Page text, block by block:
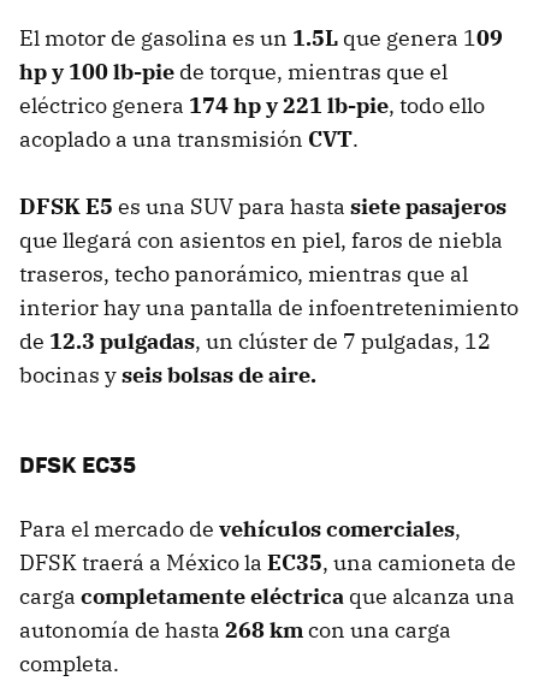
El motor de gasolina es un 1.5L que genera 109
hp y 100 lb-pie de torque, mientras que el
eléctrico genera 174 hp y 221 lb-pie, todo ello
acoplado a una transmisión CVT.
DFSK E5 es una SUV para hasta siete pasajeros
que llegará con asientos en piel, faros de niebla
traseros, techo panorámico, mientras que al
interior hay una pantalla de infoentretenimiento
de 12.3 pulgadas, un clúster de 7 pulgadas, 12
bocinas yseis bolsas de aire.
DFSK EC35
Para el mercado de vehículos comerciales,
DFSK traerá a México la EC35, una camioneta de
carga completamente eléctrica que alcanza una
autonomía de hasta 268 kmcon una carga
completa.